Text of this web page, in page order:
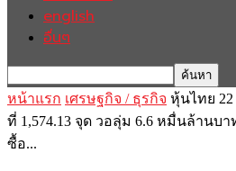
english
อื่นๆ
หน้าแรก เศรษฐกิจ / ธุรกิจ หุ้นไทย 22
ที่ 1,574.13 จุด วอลุ่ม 6.6 หมื่นล้านบ
ซื้อ...